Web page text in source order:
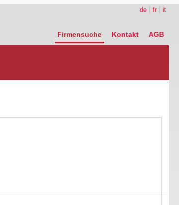
de fr it
Firmensuche Kontakt AGB